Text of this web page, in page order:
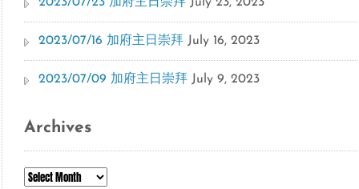
2023/07/16 加府主日崇拜 July 16, 2023
2023/07/09 加府主日崇拜 July 9, 2023
Archives
Archives